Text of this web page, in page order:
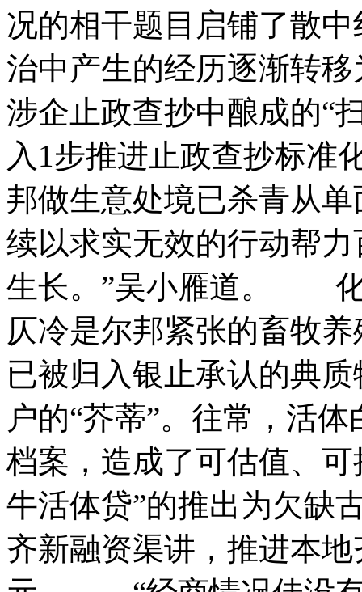
况的相干题目启铺了散
治中产生的经历逐渐转
涉企止政查抄中酿成的“
入1步推进止政查抄标
邦做生意处境已杀青从
续以求实无效的行动帮
生长。”吴小雁道。
仄冷是尔邦紧张的畜牧
已被归入银止承认的典
户的“芥蒂”。往常，活
档案，造成了可估值、
牛活体贷”的推出为欠缺
齐新融资渠讲，推进本